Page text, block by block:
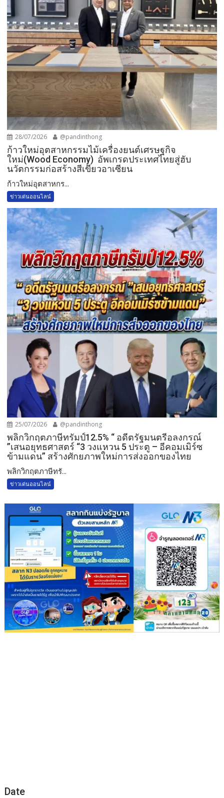
28/07/2026 @pandinthong
ก้าวใหม่อุตสาหกรรมไม้เครื่องยนต์เศรษฐกิจ
ใหม่(Wood Economy) อัพเกรดประเทศไทยสู่ฮับ
นวัตกรรมก่อสร้างสีเขียวอาเซียน
ก้าวใหม่อุตสาหกร...
ข่าวเด่นออนไลน์
25/07/2026 @pandinthong
พลิกวิกฤตภาษีทรัมป์12.5% “ อดีตรัฐมนตรีอลงกรณ์
”เสนอยุทธศาสตร์ “3 วงแหวน 5 ประตู – อีคอมเมิร์ซ
ข้ามแดน” สร้างศักยภาพใหม่การส่งออกของไทย
พลิกวิกฤตภาษีทรั...
ข่าวเด่นออนไลน์
Date